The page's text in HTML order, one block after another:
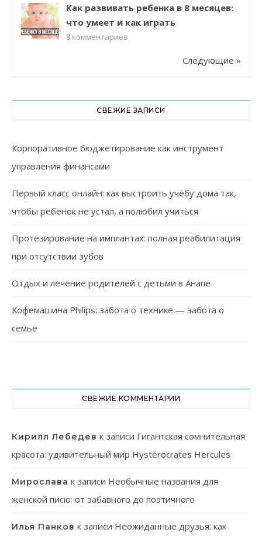
Как развивать ребенка в 8 месяцев:
что умеет и как играть
8 комментариев
Следующие »
СВЕЖИЕ ЗАПИСИ
Корпоративное бюджетирование как инструмент
управления финансами
Первый класс онлайн: как выстроить учёбу дома так,
чтобы ребёнок не устал, а полюбил учиться
Протезирование на имплантах: полная реабилитация
при отсутствии зубов
Отдых и лечение родителей с детьми в Анапе
Кофемашина Philips: забота о технике — забота о
семье
СВЕЖИЕ КОММЕНТАРИИ
Кирилл Лебедев к записи Гигантская сомнительная
красота: удивительный мир Hysterocrates Hercules
Мирослава к записи Необычные названия для
женской писю: от забавного до поэтичного
Илья Панков к записи Неожиданные друзья: как